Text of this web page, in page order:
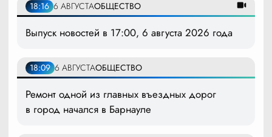
18:16 6 АВГУСТАОБЩЕСТВО
Выпуск новостей в 17:00, 6 августа 2026 года
18:09 6 АВГУСТАОБЩЕСТВО
Ремонт одной из главных въездных дорог
в город начался в Барнауле